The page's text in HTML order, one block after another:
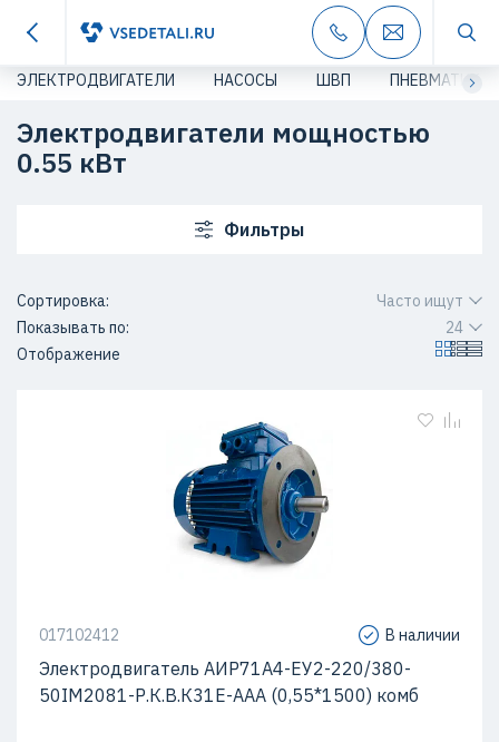
ЭЛЕКТРОДВИГАТЕЛИ НАСОСЫ ШВП ПНЕВМАТИКА
Электродвигатели мощностью
0.55 кВт
Фильтры
Сортировка:
Часто ищут
Показывать по:
24
Отображение
017102412 В наличии
Электродвигатель АИР71А4-ЕУ2-220/380-
50IМ2081-Р.К.В.К31Е-ААА (0,55*1500) комб